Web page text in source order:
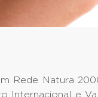
Rede Natura
Internacional e